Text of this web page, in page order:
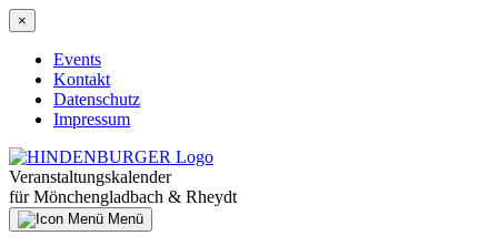
Direkt
zum
Inhalt
×
Hauptnavigation
Events
Kontakt
Datenschutz
Impressum
Veranstaltungskalender
für Mönchengladbach & Rheydt
Menü